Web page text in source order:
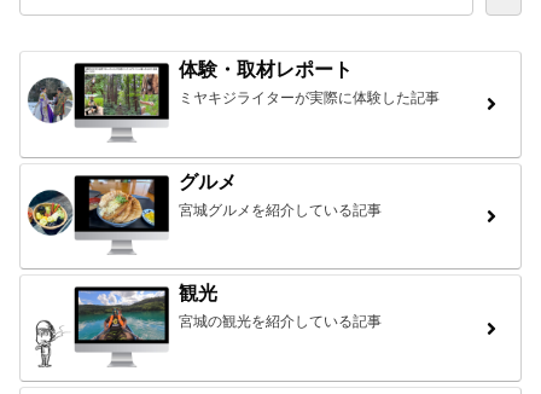
体験・取材レポート
ミヤキジライターが実際に体験した記事
グルメ
宮城グルメを紹介している記事
観光
宮城の観光を紹介している記事